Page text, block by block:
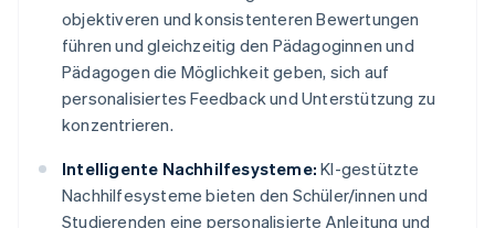
objektiveren und konsistenteren Bewertungen
führen und gleichzeitig den Pädagoginnen und
Pädagogen die Möglichkeit geben, sich auf
personalisiertes Feedback und Unterstützung zu
konzentrieren.
Intelligente Nachhilfesysteme: KI-gestützte
Nachhilfesysteme bieten den Schüler/innen und
Studierenden eine personalisierte Anleitung und